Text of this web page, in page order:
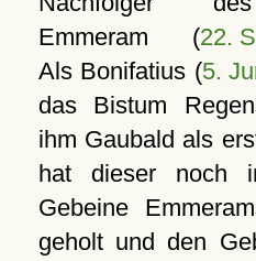
Emmeram (22.
Als Bonifatius (5.
das Bistum
ihm Gaubald als
hat dieser noch
Gebeine
geholt und den